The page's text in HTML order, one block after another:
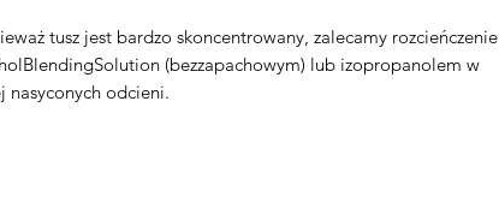
tusz jest bardzo skoncentrowany, zalecamy rozcieńczenie
(bezzapachowym) lub izopropanolem w
nasyconych odcieni.